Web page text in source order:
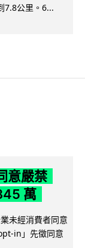
7.8公里。6...
意嚴禁
萬
未經消費者同意
in」先徵同意